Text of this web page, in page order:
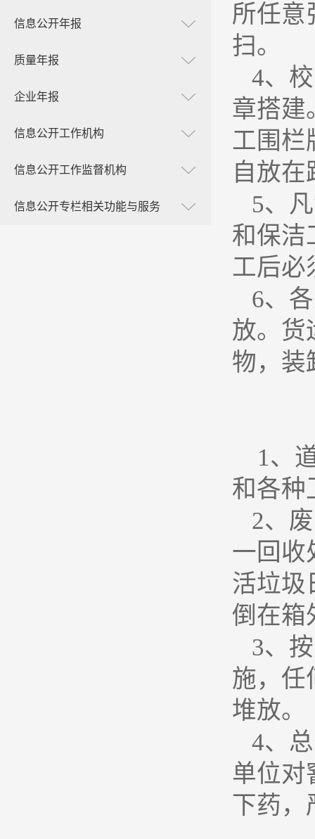
信息公开年报
质量年报
企业年报
信息公开工作机构
信息公开工作监督机构
信息公开专栏相关功能与服务
所任意
扫。
4、
章搭建
工围栏
自放在
5、
和保洁
工后必
6、
放。货
物，装
1、
和各种
2、
一回收
活垃圾
倒在箱
3、
施，任
堆放。
4、
单位对
下药，